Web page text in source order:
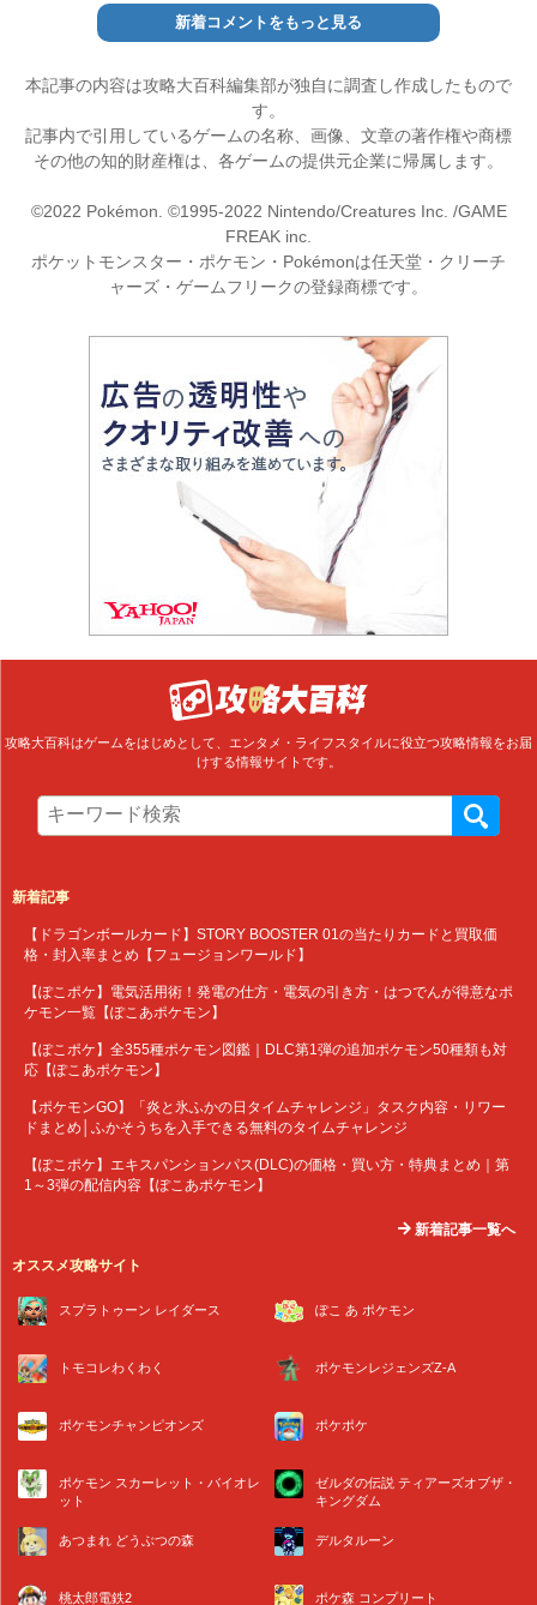
新着コメントをもっと見る
本記事の内容は攻略大百科編集部が独自に調査し作成したもので
す。
記事内で引用しているゲームの名称、画像、文章の著作権や商標
その他の知的財産権は、各ゲームの提供元企業に帰属します。
©2022 Pokémon. ©1995-2022 Nintendo/Creatures Inc. /GAME
FREAK inc.
ポケットモンスター・ポケモン・Pokémonは任天堂・クリーチ
ャーズ・ゲームフリークの登録商標です。
攻略大百科はゲームをはじめとして、エンタメ・ライフスタイルに役立つ攻略情報をお届
けする情報サイトです。
新着記事
【ドラゴンボールカード】STORY BOOSTER 01の当たりカードと買取価
格・封入率まとめ【フュージョンワールド】
【ぽこポケ】電気活用術！発電の仕方・電気の引き方・はつでんが得意なポ
ケモン一覧【ぽこあポケモン】
【ぽこポケ】全355種ポケモン図鑑｜DLC第1弾の追加ポケモン50種類も対
応【ぽこあポケモン】
【ポケモンGO】「炎と氷ふかの日タイムチャレンジ」タスク内容・リワー
ドまとめ│ふかそうちを入手できる無料のタイムチャレンジ
【ぽこポケ】エキスパンションパス(DLC)の価格・買い方・特典まとめ｜第
1～3弾の配信内容【ぽこあポケモン】
新着記事一覧へ
オススメ攻略サイト
スプラトゥーン レイダース ぽこ あ ポケモン
トモコレわくわく ポケモンレジェンズZ-A
ポケモンチャンピオンズ ポケポケ
ポケモン スカーレット・バイオレ
ット
ゼルダの伝説 ティアーズオブザ・
キングダム
あつまれ どうぶつの森 デルタルーン
桃太郎電鉄2 ポケ森 コンプリート